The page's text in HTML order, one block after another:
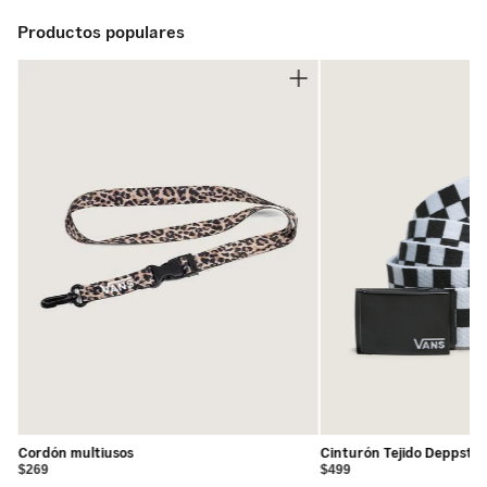
Productos populares
Cordón multiusos
$269
Cinturón Tejido Deppster
$499